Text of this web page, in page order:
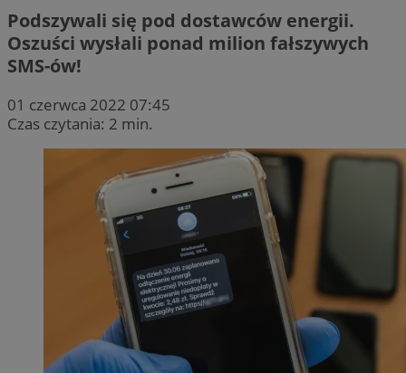
Podszywali się pod dostawców energii.
Oszuści wysłali ponad milion fałszywych
SMS-ów!
01 czerwca 2022 07:45
Czas czytania: 2 min.